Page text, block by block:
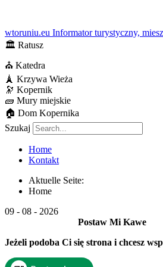
wtoruniu.eu Informator turystyczny,
🏛 Ratusz
⛪ Katedra
🗼 Krzywa Wieża
🔭 Kopernik
🧱 Mury miejskie
🏠 Dom Kopernika
Szukaj
Home
Kontakt
Aktuelle Seite:
Home
09 - 08 - 2026
Postaw Mi Kawe
Jeżeli podoba Ci się strona i chcesz